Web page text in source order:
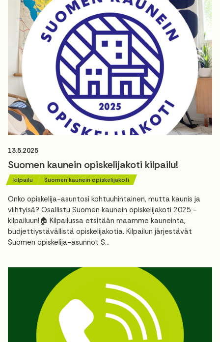
13.5.2025
Suomen kaunein opiskelijakoti kilpailu!
kilpailu Suomen kaunein opiskelijakoti
Onko opiskelija-asuntosi kohtuuhintainen, mutta kaunis ja
viihtyisä? Osallistu Suomen kaunein opiskelijakoti 2025 -
kilpailuun!🏠 Kilpailussa etsitään maamme kauneinta,
budjettiystävällistä opiskelijakotia. Kilpailun järjestävät
Suomen opiskelija-asunnot S...